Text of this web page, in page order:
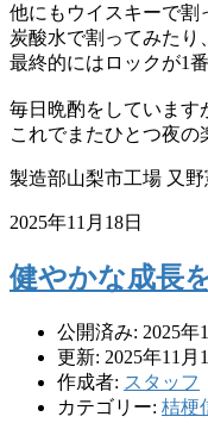
他にもウイスキーで割
炭酸水で割ってみたり、
最終的にはロックが1
毎日晩酌をしています
これでまたひとつ夜の
製造部山梨市工場 又
2025年11月18日
健やかな成長
公開済み: 2025年
更新: 2025年11月
作成者: スタッフ
カテゴリー: 桔梗